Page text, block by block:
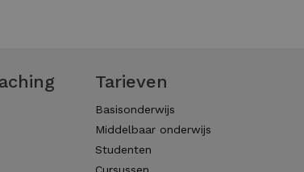
Tarieven
Basisonderwijs
Middelbaar onderwijs
Studenten